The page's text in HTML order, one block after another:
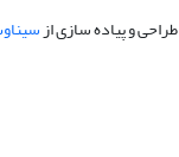
طراحی و پیاده سازی از